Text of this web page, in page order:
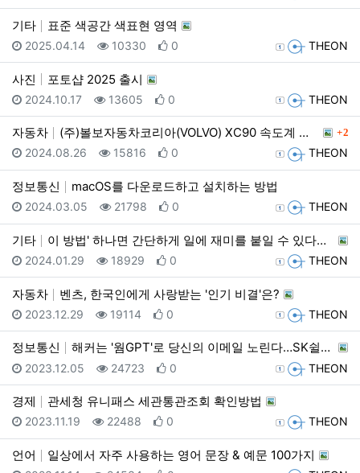
기타 표준 색공간 색표현 영역
등록자 THEON
등록일
2025.04.14 조회
10330 추천
0
사진 포토샵 2025 출시
등록자 THEON
등록일
2024.10.17 조회
13605 추천
0
자동차 (주)볼보자동차코리아(VOLVO) XC90 속도계 오… 댓글
2
등록자 THEON
등록일
2024.08.26 조회
15816 추천
0
정보통신 macOS를 다운로드하고 설치하는 방법
등록자 THEON
등록일
2024.03.05 조회
21798 추천
0
기타 이 방법' 하나면 간단하게 일에 재미를 붙일 수 있다고…
등록자 THEON
등록일
2024.01.29 조회
18929 추천
0
자동차 벤츠, 한국인에게 사랑받는 '인기 비결'은?
등록자 THEON
등록일
2023.12.29 조회
19114 추천
0
정보통신 해커는 '웜GPT'로 당신의 이메일 노린다…SK쉴더스가…
등록자 THEON
등록일
2023.12.05 조회
24723 추천
0
경제 관세청 유니패스 세관통관조회 확인방법
등록자 THEON
등록일
2023.11.19 조회
22488 추천
0
언어 일상에서 자주 사용하는 영어 문장 & 예문 100가지